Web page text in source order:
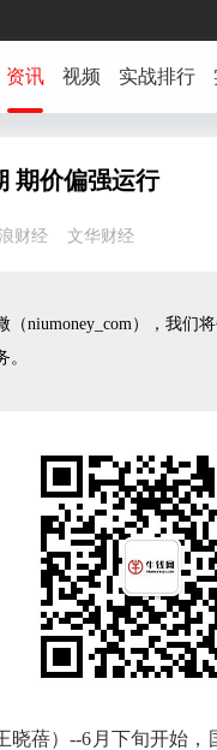
资讯 视频 实战排行
期价偏强运行
财经 文华财经
（niumoney_com），我们
晓蓓）--6月下旬开始